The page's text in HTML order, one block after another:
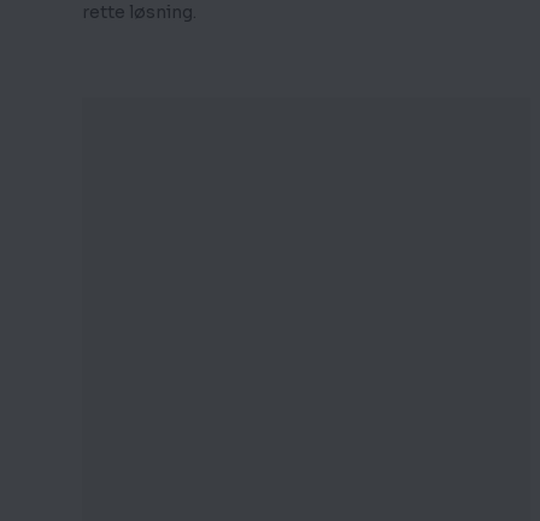
rette løsning.